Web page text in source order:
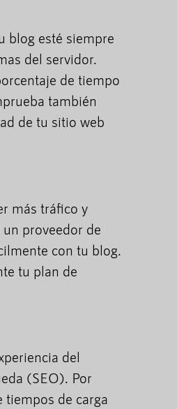
blog esté siempre
del servidor.
de tiempo
también
de tu sitio web
más tráfico y
proveedor de
con tu blog.
tu plan de
del
(SEO). Por
de carga